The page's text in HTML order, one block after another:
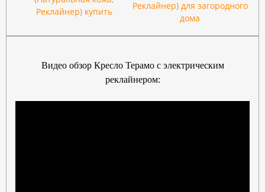
Видео обзор Кресло Терамо с электрическим
реклайнером: